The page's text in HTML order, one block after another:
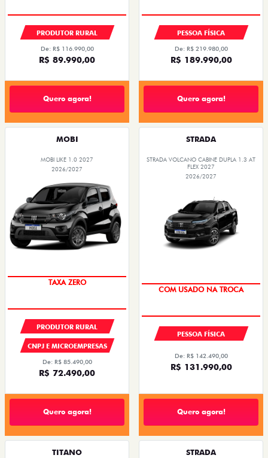
PRODUTOR RURAL
De: R$ 116.990,00
R$ 89.990,00
Quero agora!
PESSOA FÍSICA
De: R$ 219.980,00
R$ 189.990,00
Quero agora!
MOBI
MOBI LIKE 1.0 2027
2026/2027
TAXA ZERO
PRODUTOR RURAL
CNPJ E MICROEMPRESAS
De: R$ 85.490,00
R$ 72.490,00
Quero agora!
STRADA
STRADA VOLCANO CABINE DUPLA 1.3 AT
FLEX 2027
2026/2027
COM USADO NA TROCA
PESSOA FÍSICA
De: R$ 142.490,00
R$ 131.990,00
Quero agora!
TITANO STRADA